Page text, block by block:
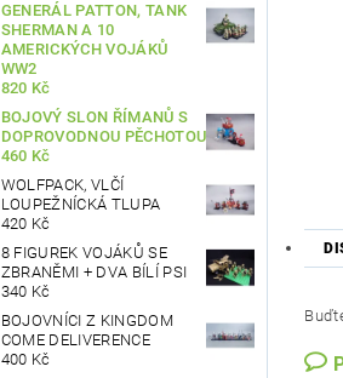
GENERÁL PATTON, TANK
SHERMAN A 10
AMERICKÝCH VOJÁKŮ
WW2
820 Kč
BOJOVÝ SLON ŘÍMANŮ S
DOPROVODNOU PĚCHOTOU
460 Kč
WOLFPACK, VLČÍ
LOUPEŽNÍCKÁ TLUPA
420 Kč
8 FIGUREK VOJÁKŮ SE
ZBRANĚMI + DVA BÍLÍ PSI
340 Kč
BOJOVNÍCI Z KINGDOM
COME DELIVERENCE
400 Kč